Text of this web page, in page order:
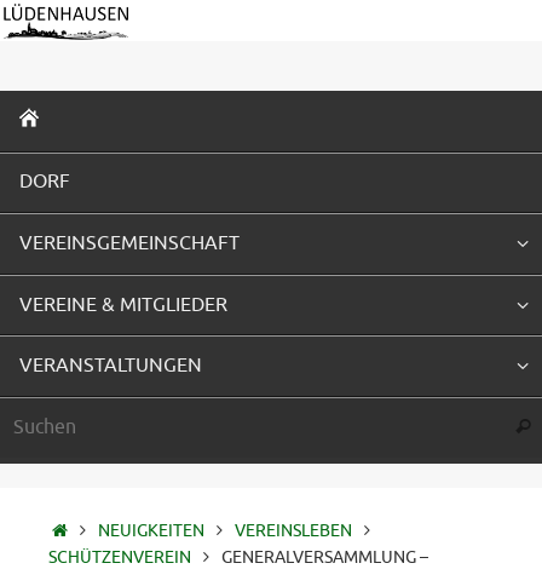
Zum
Inhalt
INHALT
SPRINGEN
DORF
VEREINSGEMEINSCHAFT
VEREINE & MITGLIEDER
VERANSTALTUNGEN
STARTSEITE
NEUIGKEITEN
VEREINSLEBEN
SCHÜTZENVEREIN
GENERALVERSAMMLUNG –